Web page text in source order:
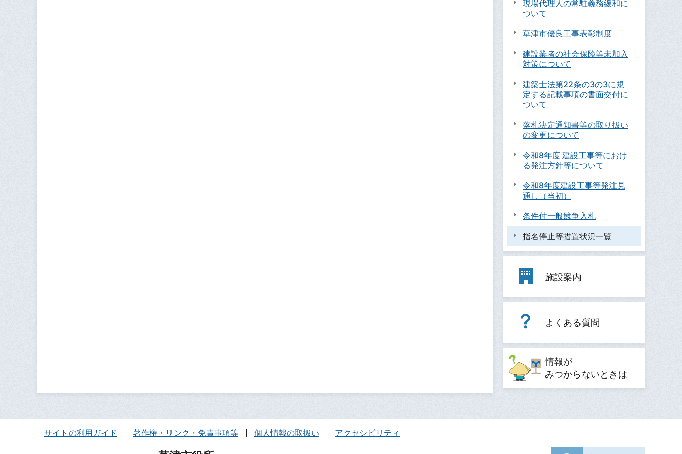
現場代理人の常駐義務緩和に
ついて
草津市優良工事表彰制度
建設業者の社会保険等未加入
対策について
建築士法第22条の3の3に規
定する記載事項の書面交付に
ついて
落札決定通知書等の取り扱い
の変更について
令和8年度 建設工事等におけ
る発注方針等について
令和8年度建設工事等発注見
通し（当初）
条件付一般競争入札
指名停止等措置状況一覧
施設案内
よくある質問
情報が
みつからないときは
サイトの利用ガイド 著作権・リンク・免責事項等 個人情報の取扱い アクセシビリティ